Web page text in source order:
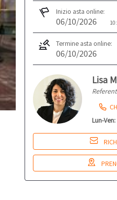
Inizio asta online:
06/10/2026
Termine asta online:
06/10/2026
Lisa
Lun-Ven: